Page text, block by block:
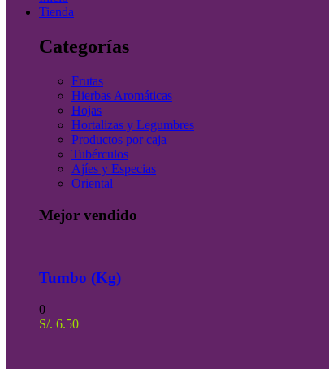
Tienda
Categorías
Frutas
Hierbas Aromáticas
Hojas
Hortalizas y Legumbres
Productos por caja
Tubérculos
Ajíes y Especias
Oriental
Mejor vendido
Tumbo (Kg)
0
S/. 6.50